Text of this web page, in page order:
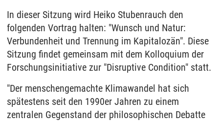
In dieser Sitzung wird Heiko Stubenrauch den
folgenden Vortrag halten: "Wunsch und Natur:
Verbundenheit und Trennung im Kapitalozän". Diese
Sitzung findet gemeinsam mit dem Kolloquium der
Forschungsinitiative zur "Disruptive Condition" statt.
"Der menschengemachte Klimawandel hat sich
spätestens seit den 1990er Jahren zu einem
zentralen Gegenstand der philosophischen Debatte